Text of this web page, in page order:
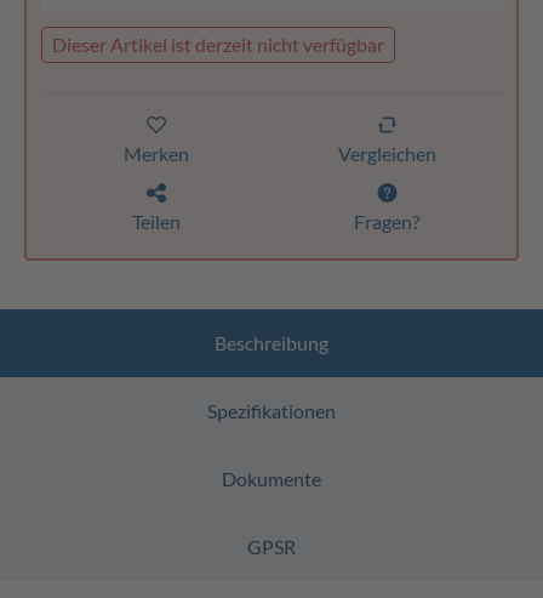
Dieser Artikel ist derzeit nicht verfügbar
Merken Vergleichen
Teilen Fragen?
Beschreibung
Spezifikationen
Dokumente
GPSR